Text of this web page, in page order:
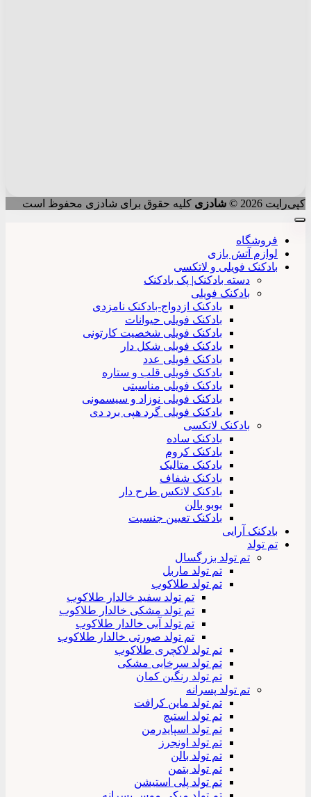
کپی‌رایت 2026 © شادزی کلیه حقوق برای شادزی محفوظ است
فروشگاه
لوازم آتش بازی
بادکنک فویلی و لاتکسی
دسته بادکنک| پک بادکنک
بادکنک فویلی
بادکنک ازدواج-بادکنک نامزدی
بادکنک فویلی حیوانات
بادکنک فویلی شخصیت کارتونی
بادکنک فویلی شکل دار
بادکنک فویلی عدد
بادکنک فویلی قلب و ستاره
بادکنک فویلی مناسبتی
بادکنک فویلی نوزاد و سیسمونی
بادکنک فویلی گرد هپی برد دی
بادکنک لاتکسی
بادکنک ساده
بادکنک کروم
بادکنک متالیک
بادکنک شفاف
بادکنک لاتکس طرح دار
بوبو بالن
بادکنک تعیین جنسیت
بادکنک آرایی
تم تولد
تم تولد بزرگسال
تم تولد ماربل
تم تولد طلاکوب
تم تولد سفید خالدار طلاکوب
تم تولد مشکی خالدار طلاکوب
تم تولد آبی خالدار طلاکوب
تم تولد صورتی خالدار طلاکوب
تم تولد لاکچری طلاکوب
تم تولد سرخابی مشکی
تم تولد رنگین کمان
تم تولد پسرانه
تم تولد ماین کرافت
تم تولد استیچ
تم تولد اسپایدرمن
تم تولد اونجرز
تم تولد بالن
تم تولد بتمن
تم تولد پلی استیشن